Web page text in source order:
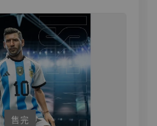
售完